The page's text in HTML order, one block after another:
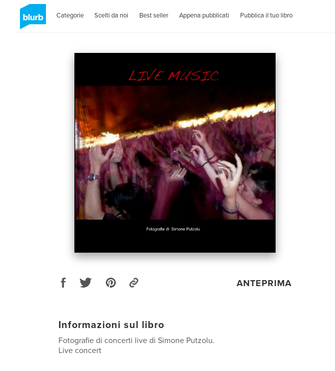
Categorie Scelti da noi Best seller Appena pubblicati Pubblica il tuo libro
ANTEPRIMA
Informazioni sul libro
Fotografie di concerti live di Simone Putzolu.
Live concert